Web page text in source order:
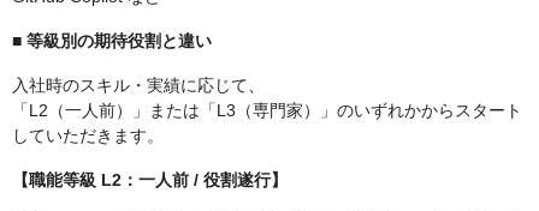
■ 等級別の期待役割と違い
入社時のスキル・実績に応じて、
「L2（一人前）」または「L3（専門家）」のいずれかからスタート
していただきます。
【職能等級 L2：一人前 / 役割遂行】